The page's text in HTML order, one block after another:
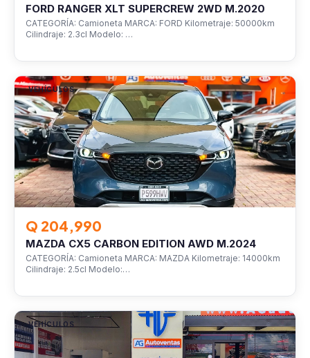
FORD RANGER XLT SUPERCREW 2WD M.2020
CATEGORÍA: Camioneta MARCA: FORD Kilometraje: 50000km
Cilindraje: 2.3cl Modelo: …
VEHÍCULOS
Q 204,990
MAZDA CX5 CARBON EDITION AWD M.2024
CATEGORÍA: Camioneta MARCA: MAZDA Kilometraje: 14000km
Cilindraje: 2.5cl Modelo:…
VEHÍCULOS